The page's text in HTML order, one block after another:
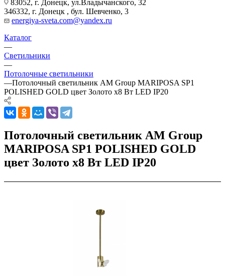
83052, г. Донецк, ул.Владычанского, 32
346332, г. Донецк , бул. Шевченко, 3
energiya-sveta.com@yandex.ru
Каталог
—
Светильники
—
Потолочные светильники
—Потолочный светильник AM Group MARIPOSA SP1
POLISHED GOLD цвет Золото х8 Вт LED IP20
Потолочный светильник AM Group
MARIPOSA SP1 POLISHED GOLD
цвет Золото х8 Вт LED IP20